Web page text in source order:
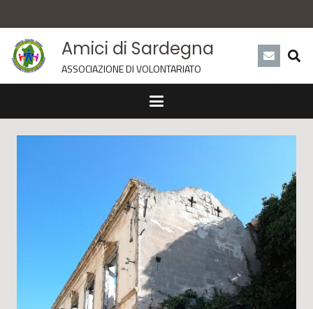
Amici di Sardegna
ASSOCIAZIONE DI VOLONTARIATO